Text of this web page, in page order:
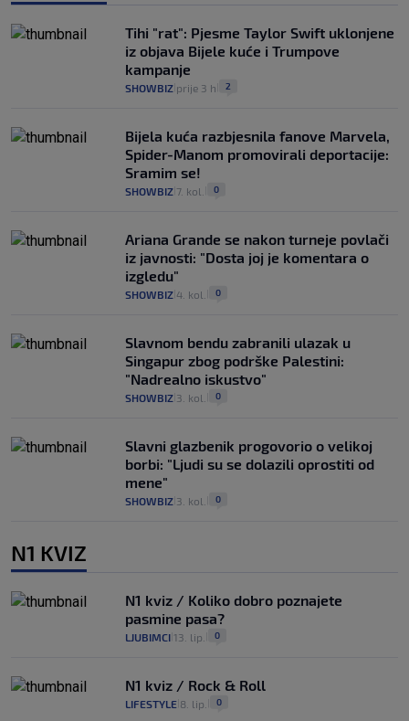
Tihi "rat": Pjesme Taylor Swift uklonjene
iz objava Bijele kuće i Trumpove
kampanje
SHOWBIZ prije 3 h 2
Bijela kuća razbjesnila fanove Marvela,
Spider-Manom promovirali deportacije:
Sramim se!
SHOWBIZ 7. kol. 0
Ariana Grande se nakon turneje povlači
iz javnosti: "Dosta joj je komentara o
izgledu"
SHOWBIZ 4. kol. 0
Slavnom bendu zabranili ulazak u
Singapur zbog podrške Palestini:
"Nadrealno iskustvo"
SHOWBIZ 3. kol. 0
Slavni glazbenik progovorio o velikoj
borbi: "Ljudi su se dolazili oprostiti od
mene"
SHOWBIZ 3. kol. 0
N1 KVIZ
N1 kviz / Koliko dobro poznajete
pasmine pasa?
LJUBIMCI 13. lip. 0
N1 kviz / Rock & Roll
LIFESTYLE 8. lip. 0